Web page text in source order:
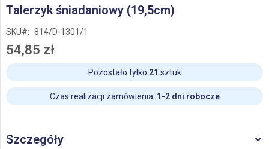
na
galerii
Talerzyk śniadaniowy (19,5cm)
SKU 814/D-1301/1
54,85 zł
Pozostało tylko 21 sztuk
Czas realizacji zamówienia: 1-2 dni robocze
Szczegóły